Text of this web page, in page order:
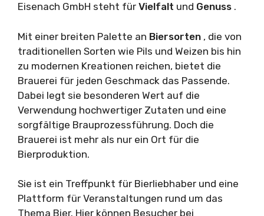
Eisenach GmbH steht für Vielfalt und Genuss .
Mit einer breiten Palette an Biersorten , die von
traditionellen Sorten wie Pils und Weizen bis hin
zu modernen Kreationen reichen, bietet die
Brauerei für jeden Geschmack das Passende.
Dabei legt sie besonderen Wert auf die
Verwendung hochwertiger Zutaten und eine
sorgfältige Brauprozessführung. Doch die
Brauerei ist mehr als nur ein Ort für die
Bierproduktion.
Sie ist ein Treffpunkt für Bierliebhaber und eine
Plattform für Veranstaltungen rund um das
Thema Bier. Hier können Besucher bei